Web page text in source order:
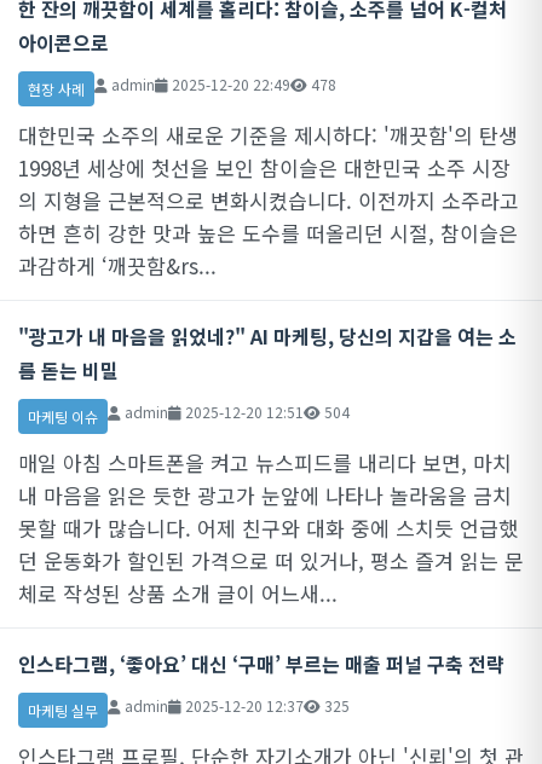
한 잔의 깨끗함이 세계를 홀리다: 참이슬, 소주를 넘어 K-컬처
아이콘으로
현장 사례 admin 2025-12-20 22:49 478
대한민국 소주의 새로운 기준을 제시하다: '깨끗함'의 탄생
1998년 세상에 첫선을 보인 참이슬은 대한민국 소주 시장
의 지형을 근본적으로 변화시켰습니다. 이전까지 소주라고
하면 흔히 강한 맛과 높은 도수를 떠올리던 시절, 참이슬은
과감하게 ‘깨끗함&rs...
"광고가 내 마음을 읽었네?" AI 마케팅, 당신의 지갑을 여는 소
름 돋는 비밀
마케팅 이슈 admin 2025-12-20 12:51 504
매일 아침 스마트폰을 켜고 뉴스피드를 내리다 보면, 마치
내 마음을 읽은 듯한 광고가 눈앞에 나타나 놀라움을 금치
못할 때가 많습니다. 어제 친구와 대화 중에 스치듯 언급했
던 운동화가 할인된 가격으로 떠 있거나, 평소 즐겨 읽는 문
체로 작성된 상품 소개 글이 어느새...
인스타그램, ‘좋아요’ 대신 ‘구매’ 부르는 매출 퍼널 구축 전략
마케팅 실무 admin 2025-12-20 12:37 325
인스타그램 프로필, 단순한 자기소개가 아닌 '신뢰'의 첫 관